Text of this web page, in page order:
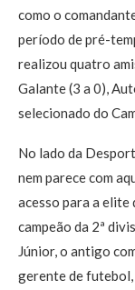
como o
período de pré-
realizou quatro
Galante (3 a 0),
selecionado do
No lado da
nem parece com
acesso para a elite
campeão da 2ª
Júnior, o antigo
gerente de